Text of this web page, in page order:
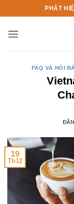
qua
nội
PHÁT
FAQ VÀ HỎI
19
Th12